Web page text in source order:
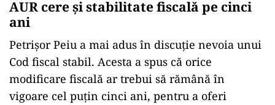
AUR cere și stabilitate fiscală pe cinci
ani
Petrișor Peiu a mai adus în discuție nevoia unui
Cod fiscal stabil. Acesta a spus că orice
modificare fiscală ar trebui să rămână în
vigoare cel puțin cinci ani, pentru a oferi